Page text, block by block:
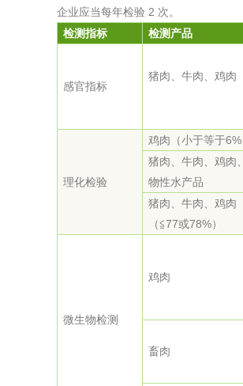
企业应当每年检验 2 次。
检测指标
检测产品
感官指标
猪肉、牛肉、鸡肉
理化检验
鸡肉（小于等于6%
猪肉、牛肉、鸡肉
物性水产品
猪肉、牛肉、鸡肉
（≦77或78%）
微生物检测
鸡肉
畜肉